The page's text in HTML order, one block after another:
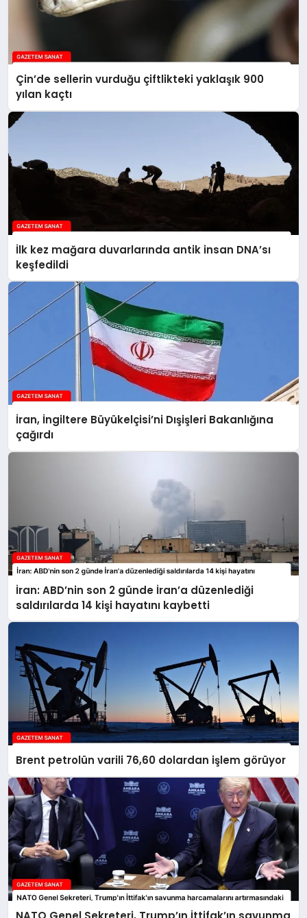
Çin’de sellerin vurduğu çiftlikteki yaklaşık 900
yılan kaçtı
İlk kez mağara duvarlarında antik insan DNA’sı
keşfedildi
İran, İngiltere Büyükelçisi’ni Dışişleri Bakanlığına
çağırdı
İran: ABD’nin son 2 günde İran’a düzenlediği
saldırılarda 14 kişi hayatını kaybetti
Brent petrolün varili 76,60 dolardan işlem görüyor